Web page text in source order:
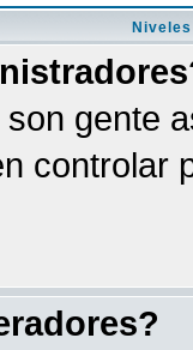
gente
controlar